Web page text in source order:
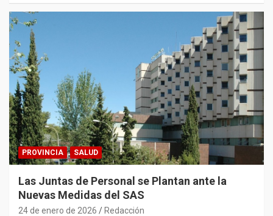
PROVINCIA SALUD
Las Juntas de Personal se Plantan ante la
Nuevas Medidas del SAS
24 de enero de 2026 Redacción